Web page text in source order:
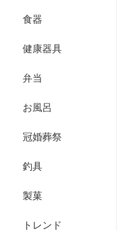
食器
健康器具
弁当
お風呂
冠婚葬祭
釣具
製菓
トレンド